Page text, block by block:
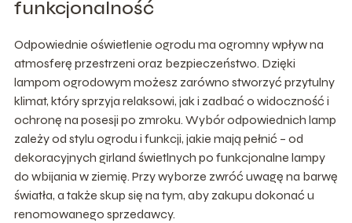
funkcjonalność
Odpowiednie oświetlenie ogrodu ma ogromny wpływ na
atmosferę przestrzeni oraz bezpieczeństwo. Dzięki
lampom ogrodowym możesz zarówno stworzyć przytulny
klimat, który sprzyja relaksowi, jak i zadbać o widoczność i
ochronę na posesji po zmroku. Wybór odpowiednich lamp
zależy od stylu ogrodu i funkcji, jakie mają pełnić – od
dekoracyjnych girland świetlnych po funkcjonalne lampy
do wbijania w ziemię. Przy wyborze zwróć uwagę na barwę
światła, a także skup się na tym, aby zakupu dokonać u
renomowanego sprzedawcy.